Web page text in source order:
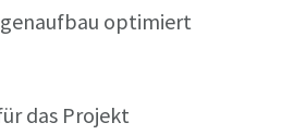
optimiert
das Projekt